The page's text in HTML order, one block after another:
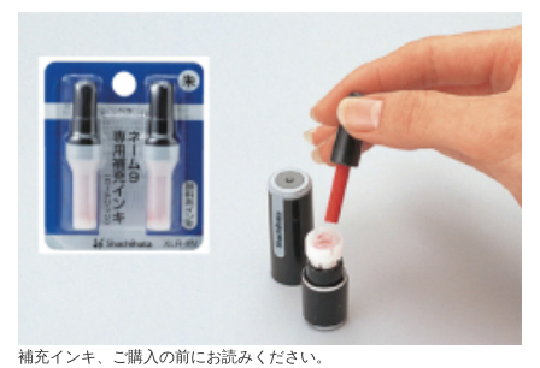
補充インキ、ご購入の前にお読みください。